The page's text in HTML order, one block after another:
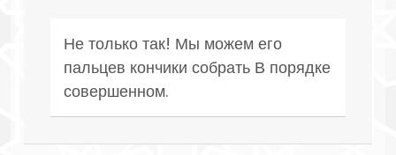
Не только так! Мы можем его
пальцев кончики собрать В порядке
совершенном.